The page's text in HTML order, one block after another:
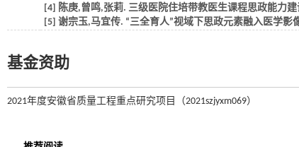
[4] 陈庚,曾鸣,张莉. 三级医院住培带教医生课程思政能力建
[5] 谢宗玉,马宜传. “三全育人”视域下思政元素融入医学影
基金资助
2021年度安徽省质量工程重点研究项目（2021szjyxm069）